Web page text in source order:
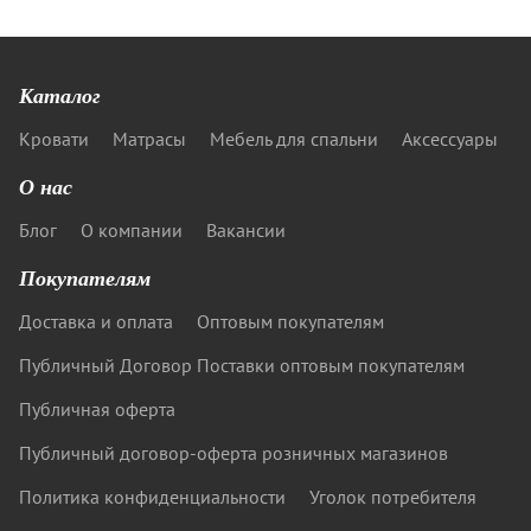
Каталог
Кровати Матрасы Мебель для спальни Аксессуары
О нас
Блог О компании Вакансии
Покупателям
Доставка и оплата
Оптовым покупателям
Публичный Договор Поставки оптовым покупателям
Публичная оферта
Публичный договор-оферта розничных магазинов
Политика конфиденциальности
Уголок потребителя